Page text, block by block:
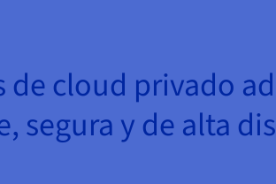
cloud privado
segura y de alta